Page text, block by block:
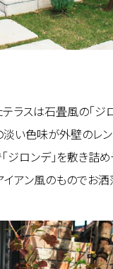
ラスは石畳風の「ジ
淡い色味が外壁のレ
ジロンデ」を敷き詰
イアン風のものでお